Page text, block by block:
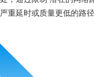
重延时或质量更低的路